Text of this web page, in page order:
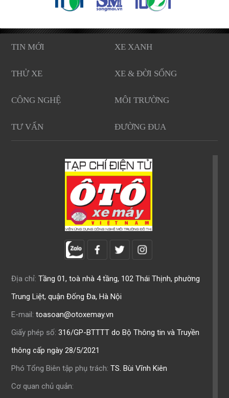
TIN MỚI XE XANH
THỬ XE XE & ĐỜI SỐNG
CÔNG NGHỆ MÔI TRƯỜNG
TƯ VẤN ĐƯỜNG ĐUA
Địa chỉ: Tầng 01, toà nhà 4 tầng, 102 Thái Thịnh, phường
Trung Liệt, quận Đống Đa, Hà Nội
E-mail: toasoan@otoxemay.vn
Giấy phép số: 316/GP-BTTTT do Bộ Thông tin và Truyền
thông cấp ngày 28/5/2021
Phó Tổng Biên tập phụ trách: TS. Bùi Vĩnh Kiên
Cơ quan chủ quản: